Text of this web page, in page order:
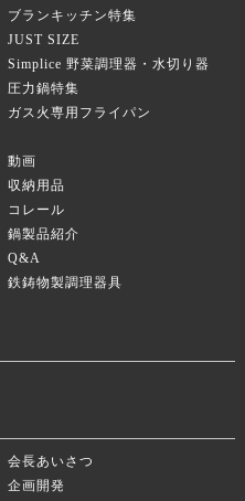
ブランキッチン特集
JUST SIZE
Simplice 野菜調理器・水切り器
圧力鍋特集
ガス火専用フライパン
動画
収納用品
コレール
鍋製品紹介
Q&A
鉄鋳物製調理器具
会長あいさつ
企画開発